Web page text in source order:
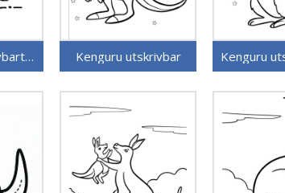
Kenguru utskrivbart bilde Kenguru utskrivbar